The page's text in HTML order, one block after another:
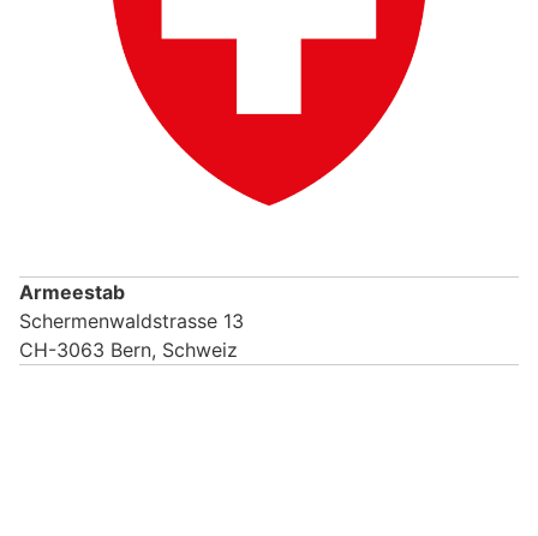
Armeestab
Schermenwaldstrasse 13
CH-3063 Bern, Schweiz